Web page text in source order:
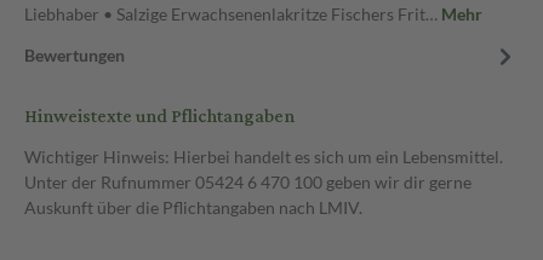
Liebhaber • Salzige Erwachsenenlakritze Fischers Frit… Mehr
Bewertungen
Hinweistexte und Pflichtangaben
Wichtiger Hinweis: Hierbei handelt es sich um ein Lebensmittel.
Unter der Rufnummer 05424 6 470 100 geben wir dir gerne
Auskunft über die Pflichtangaben nach LMIV.